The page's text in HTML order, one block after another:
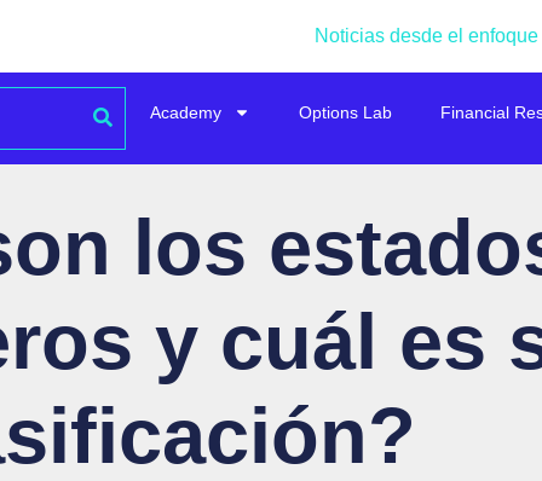
Noticias desde el
Academy Options Lab Financial
los
y cuál es